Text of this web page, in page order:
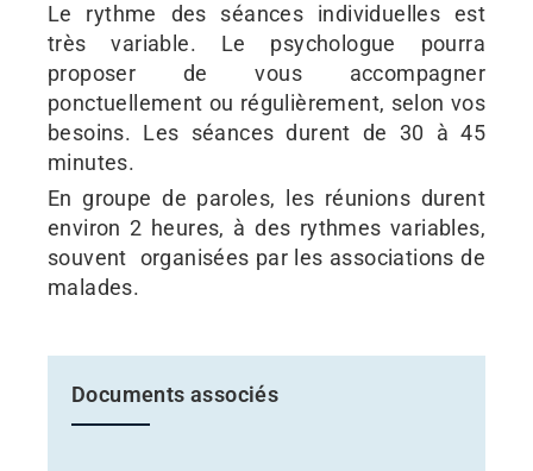
Le rythme des séances individuelles est
très variable. Le psychologue pourra
proposer de vous accompagner
ponctuellement ou régulièrement, selon vos
besoins. Les séances durent de 30 à 45
minutes.
En groupe de paroles, les réunions durent
environ 2 heures, à des rythmes variables,
souvent organisées par les associations de
malades.
Documents associés